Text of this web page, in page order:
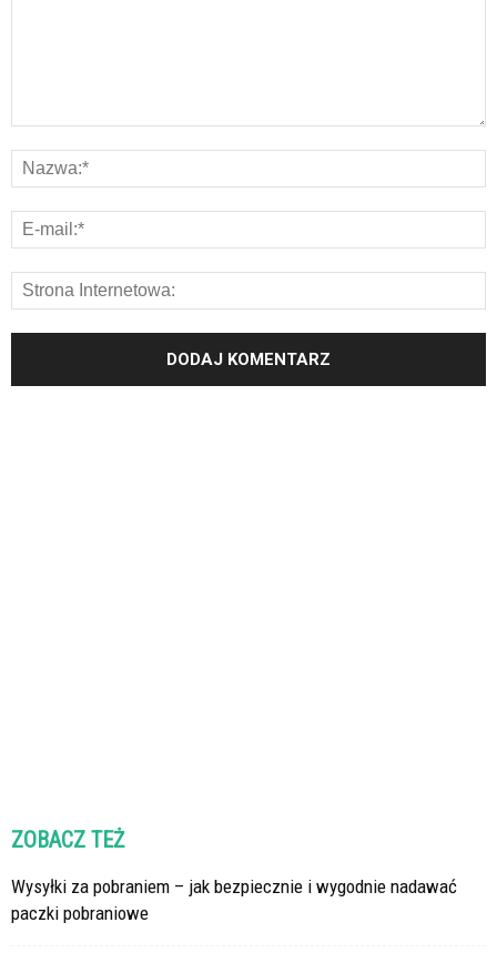
ZOBACZ TEŻ
Wysyłki za pobraniem – jak bezpiecznie i wygodnie nadawać
paczki pobraniowe